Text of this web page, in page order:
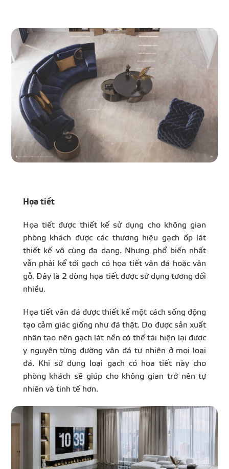
Họa tiết
Họa tiết được thiết kế sử dụng cho không gian
phòng khách được các thương hiệu gạch ốp lát
thiết kế vô cùng đa dạng. Nhưng phổ biến nhất
vẫn phải kể tới gạch có họa tiết vân đá hoặc vân
gỗ. Đây là 2 dòng họa tiết được sử dụng tương đối
nhiều.
Họa tiết vân đá được thiết kế một cách sống động
tạo cảm giác giống như đá thật. Do được sản xuất
nhân tạo nên gạch lát nền có thể tái hiện lại được
y nguyên từng đường vân đá tự nhiên ở mọi loại
đá. Khi sử dụng loại gạch có họa tiết này cho
phòng khách sẽ giúp cho không gian trở nên tự
nhiên và tinh tế hơn.